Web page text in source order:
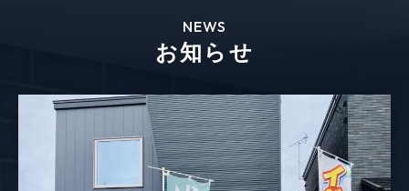
NEWS
お知らせ